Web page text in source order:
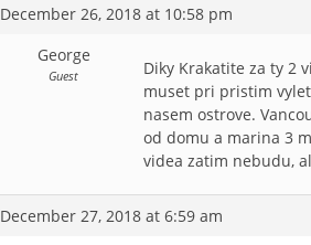
December 26, 2018 at 10:58 pm
George
Guest
Diky Krakatite za ty 2
muset pri pristim
nasem ostrove.
od domu a marina 3
videa zatim nebudu,
December 27, 2018 at 6:59 am